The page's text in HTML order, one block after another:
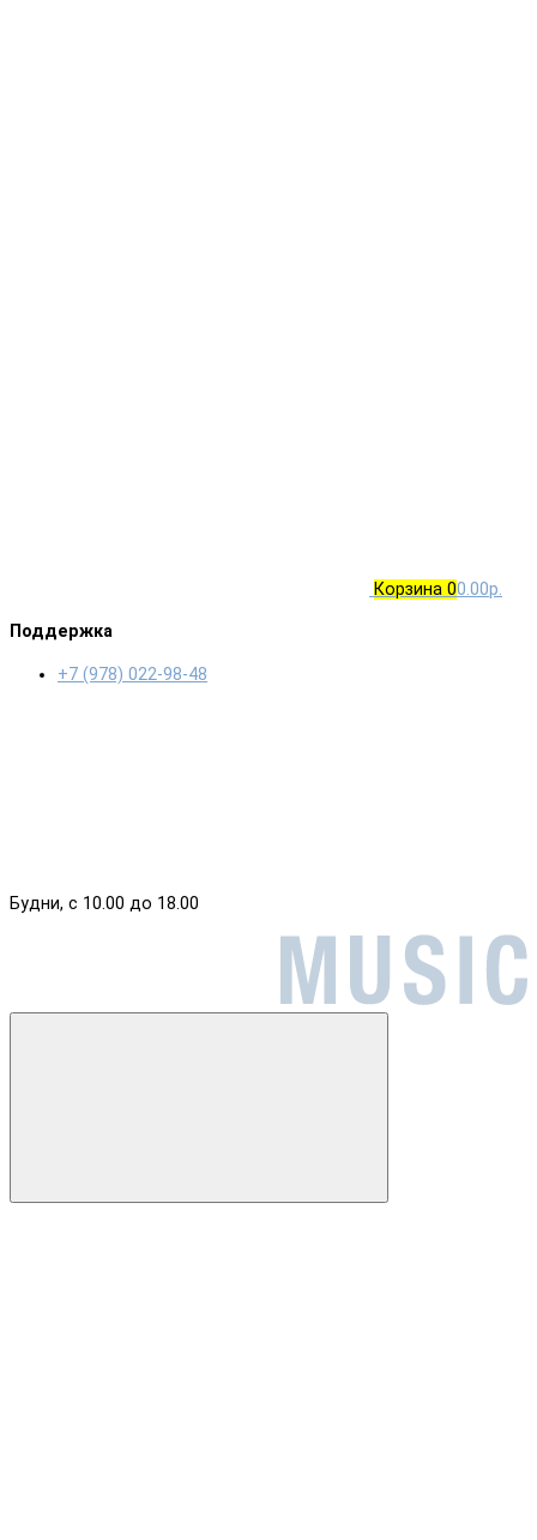
Корзина 00.00р.
Поддержка
+7 (978) 022-98-48
Будни, с 10.00 до 18.00